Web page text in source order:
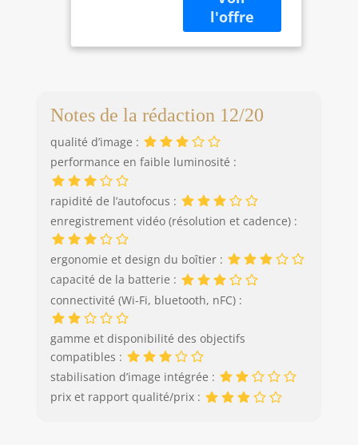
Amazon
Exclusive Noir
capteur: CMOS
Résolution d'image
maximale: 6000 x
Longueur focale:
18 - 55 mm. Vitesse
maximale
d'obturation de la
Wifi. Type HD: Full
HD Résolution
1920 x 1080 pixels.
Taille de l'écran: 7,
62 cm (3"). Viseur
d'appareil photo:
PictBridge. Poids:
475 g. Couleur du
produit: Noir
Notes de la rédaction 12/20
qualité d’image :
performance en faible luminosité :
rapidité de l’autofocus :
enregistrement vidéo (résolution et cadence) :
ergonomie et design du boîtier :
capacité de la batterie :
connectivité (Wi-Fi, bluetooth, nFC) :
gamme et disponibilité des objectifs
compatibles :
stabilisation d’image intégrée :
prix et rapport qualité/prix :